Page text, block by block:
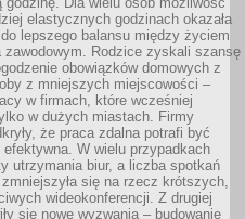
elastycznych godzinach okazała
lepszego balansu między życiem
zawodowym. Rodzice zyskali szansę
obowiązków domowych z
z mniejszych miejscowości –
w firmach, które wcześniej
w dużych miastach. Firmy
że praca zdalna potrafi być
W wielu przypadkach
utrzymania biur, a liczba spotkań
zmniejszyła się na rzecz krótszych,
wideokonferencji. Z drugiej
się nowe wyzwania – budowanie